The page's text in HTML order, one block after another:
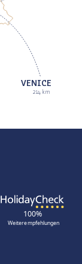
VENICE
214 km
HolidayCheck